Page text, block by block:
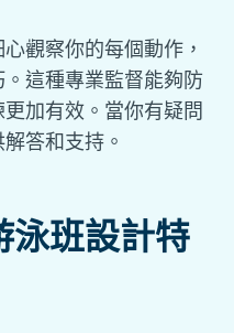
觀察你的每個動作，
這種專業監督能夠防
加有效。當你有疑問
答和支持。
泳班設計特